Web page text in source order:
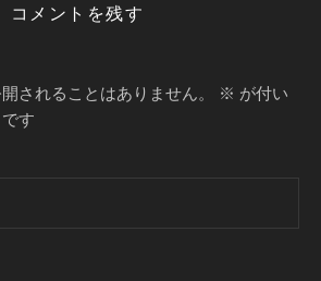
コメントを残す
されることはありません。 ※ が付い
す